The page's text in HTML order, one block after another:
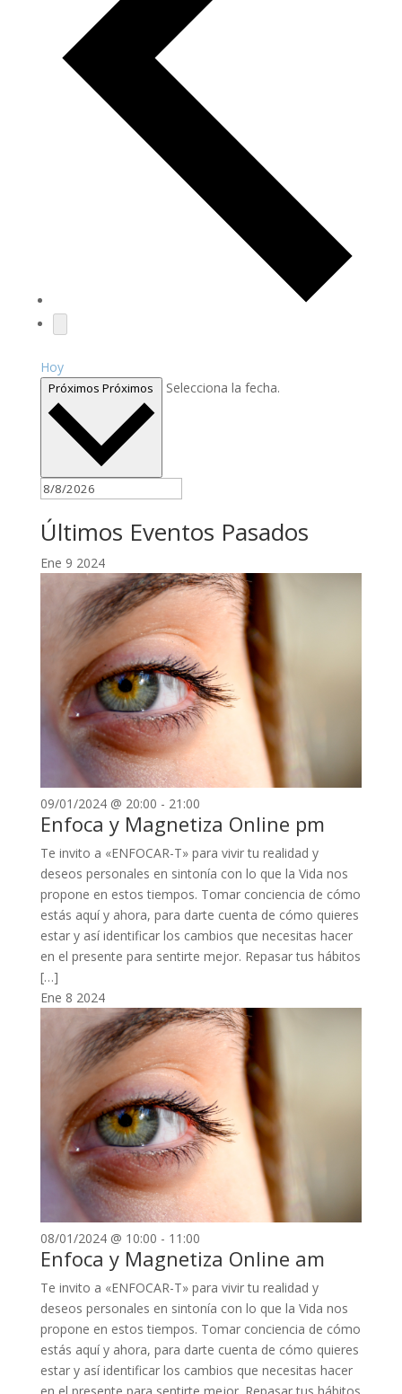
Hoy
PróximosPróximos Selecciona la fecha.
Últimos Eventos Pasados
Ene 9 2024
09/01/2024 @ 20:00 - 21:00
Enfoca y Magnetiza Online pm
Te invito a «ENFOCAR-T» para vivir tu realidad y
deseos personales en sintonía con lo que la Vida nos
propone en estos tiempos. Tomar conciencia de cómo
estás aquí y ahora, para darte cuenta de cómo quieres
estar y así identificar los cambios que necesitas hacer
en el presente para sentirte mejor. Repasar tus hábitos
[…]
Ene 8 2024
08/01/2024 @ 10:00 - 11:00
Enfoca y Magnetiza Online am
Te invito a «ENFOCAR-T» para vivir tu realidad y
deseos personales en sintonía con lo que la Vida nos
propone en estos tiempos. Tomar conciencia de cómo
estás aquí y ahora, para darte cuenta de cómo quieres
estar y así identificar los cambios que necesitas hacer